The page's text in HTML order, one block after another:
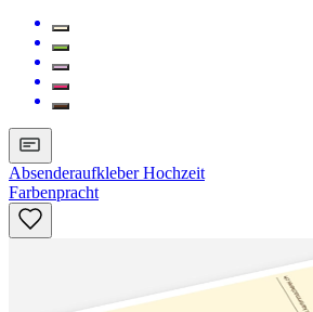
Absenderaufkleber Hochzeit
Farbenpracht